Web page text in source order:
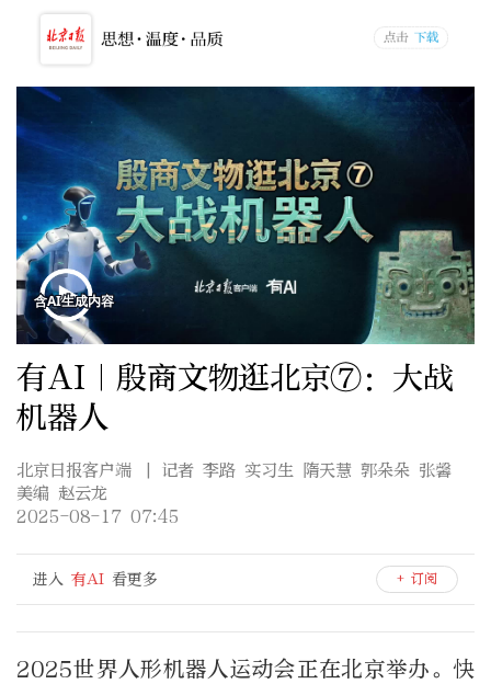
有AI｜殷商文物逛北京⑦：大战
机器人
北京日报客户端
| 记者 李路 实习生 隋天慧 郭朵朵 张馨
美编 赵云龙
2025-08-17 07:45
进入 有AI 看更多 + 订阅
2025世界人形机器人运动会正在北京举办。快